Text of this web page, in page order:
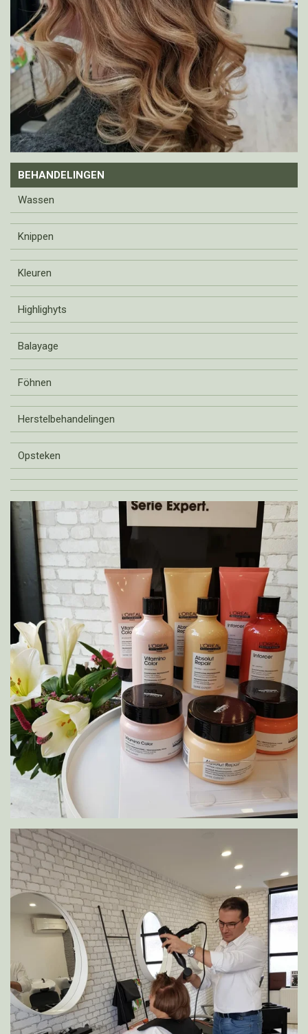
BEHANDELINGEN
Wassen
Knippen
Kleuren
Highlighyts
Balayage
Föhnen
Herstelbehandelingen
Opsteken